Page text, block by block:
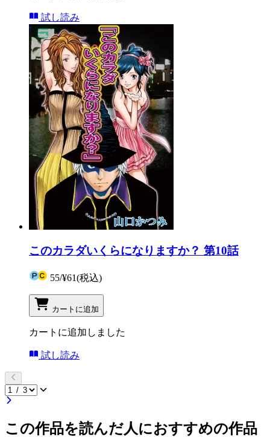
試し読み
このカラダいくらになりますか？ 第10話
55/¥61(税込)
カートに追加
カートに追加しました
試し読み
この作品を読んだ人におすすめの作品